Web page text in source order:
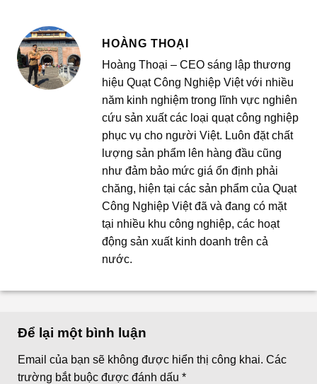
HOÀNG THOẠI
Hoàng Thoại – CEO sáng lập thương
hiệu Quạt Công Nghiệp Việt với nhiều
năm kinh nghiệm trong lĩnh vực nghiên
cứu sản xuất các loại quạt công nghiệp
phục vụ cho người Việt. Luôn đặt chất
lượng sản phẩm lên hàng đầu cũng
như đảm bảo mức giá ổn định phải
chăng, hiện tại các sản phẩm của Quạt
Công Nghiệp Việt đã và đang có mặt
tại nhiều khu công nghiệp, các hoạt
động sản xuất kinh doanh trên cả
nước.
Để lại một bình luận
Email của bạn sẽ không được hiển thị công khai. Các
trường bắt buộc được đánh dấu *